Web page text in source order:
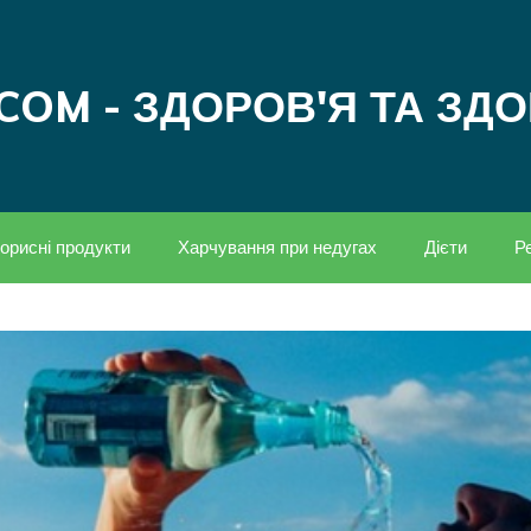
- ЗДОРОВ'Я ТА
продукти Харчування при недугах Дієти